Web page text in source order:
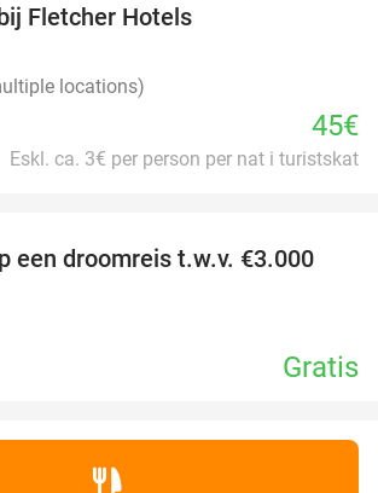
Fletcher Hotels
locations)
45€
Eskl. ca. 3€ per person per nat i turistskat
een droomreis t.w.v. €3.000
Gratis